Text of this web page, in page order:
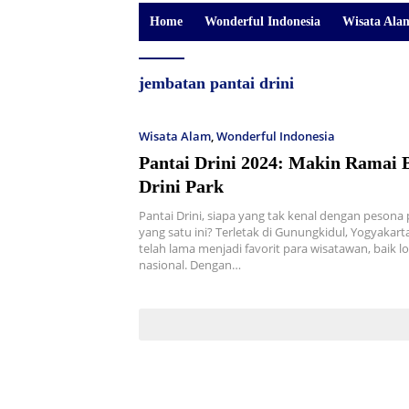
Home Wonderful Indonesia Wisata
jembatan pantai drini
Wisata Alam,Wonderful Indonesia
Pantai Drini 2024: Makin Ramai
Drini Park
Pantai Drini, siapa yang tak kenal dengan pesona
yang satu ini? Terletak di Gunungkidul,
telah lama menjadi favorit para wisatawan, baik
nasional. Dengan…